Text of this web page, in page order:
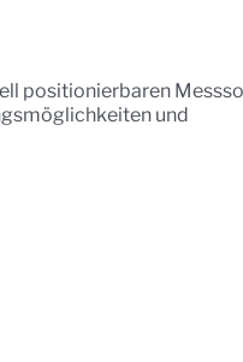
positionierbaren
und